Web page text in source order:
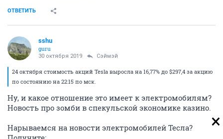
ОТВЕТИТЬ
sshu
guru
30 октября 2019 Сэймэй
24 октября стоимость акций Tesla выросла на 16,77% до $297,4 за акцию
по состоянию на 22:15 по мск.
Ну, и какое отношение это имеет к электромобилям?
Новость про зомби в спекульской экономике казино.
Нарываемся на новости электромобилей Тесла?